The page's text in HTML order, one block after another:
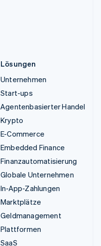
Lösungen
Unternehmen
Start-ups
Agentenbasierter Handel
Krypto
E-Commerce
Embedded Finance
Finanzautomatisierung
Globale Unternehmen
In-App-Zahlungen
Marktplätze
Geldmanagement
Plattformen
SaaS